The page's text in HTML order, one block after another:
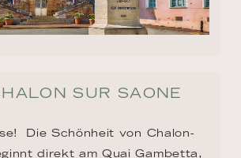
SUR SAONE
Die Schönheit von Chalon-
direkt am Quai Gambetta,